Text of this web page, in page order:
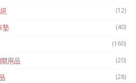
(12)
墊 (40)
(160)
用品 (20)
(28)